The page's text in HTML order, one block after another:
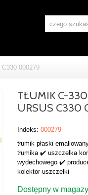
000279
TŁUMIK C-
URSUS C330
Indeks: 000279
tłumik płaski
tłumika ✔️ uszczelka
wydechowego ✔️
kolektor uszczelki
Dostępny w